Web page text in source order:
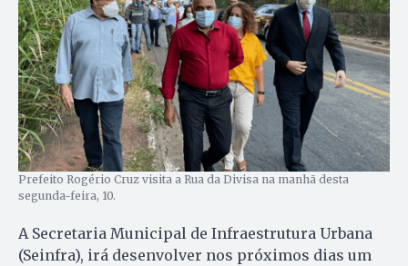
Prefeito Rogério Cruz visita a Rua da Divisa na manhã desta
segunda-feira, 10.
A Secretaria Municipal de Infraestrutura Urbana
(Seinfra), irá desenvolver nos próximos dias um